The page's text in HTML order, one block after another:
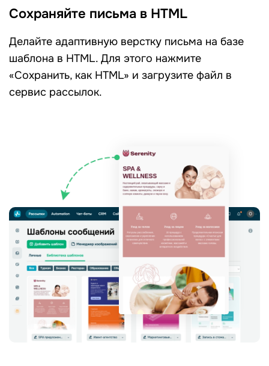
Сохраняйте письма в HTML
Делайте адаптивную верстку письма на базе
шаблона в HTML. Для этого нажмите
«Сохранить, как HTML» и загрузите файл в
сервис рассылок.